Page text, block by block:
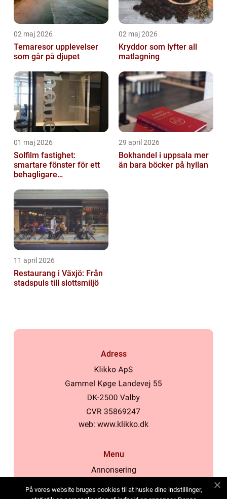
02 maj 2026
Temaresor upplevelser
som går på djupet
02 maj 2026
Kryddor som lyfter all
matlagning
01 maj 2026
Solfilm fastighet:
smartare fönster för ett
behagligare
29 april 2026
Bokhandel i uppsala mer
än bara böcker på hyllan
11 april 2026
Restaurang i Växjö: Från
stadspuls till slottsmiljö
Adress
web: www.klikko.dk
Menu
Annonsering
På vores website bruges cookies til at huske dine indstillinger,